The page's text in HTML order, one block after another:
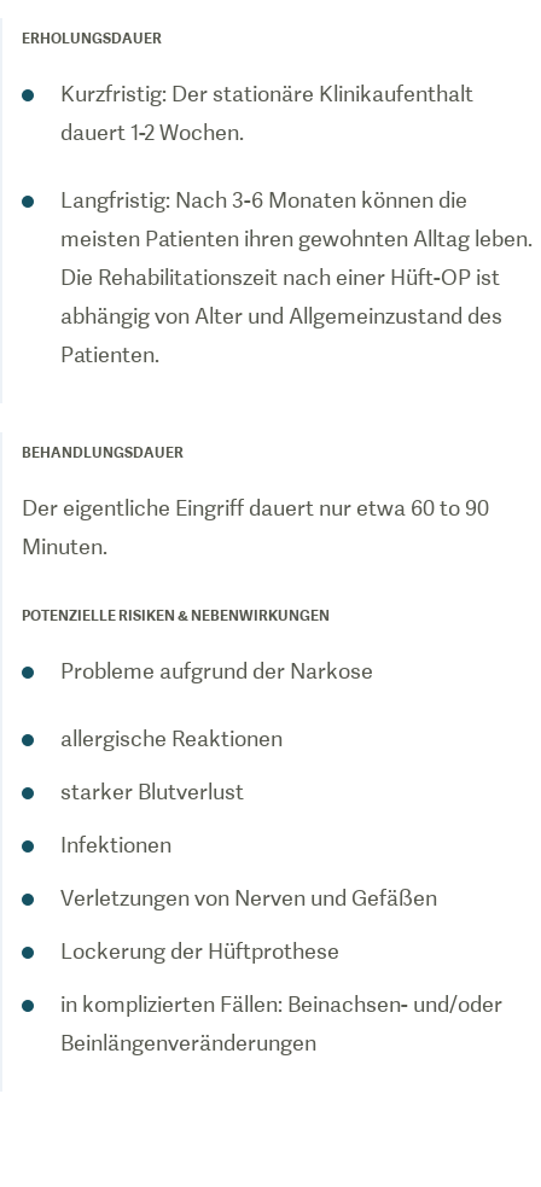
ERHOLUNGSDAUER
Kurzfristig: Der stationäre Klinikaufenthalt
dauert 1-2 Wochen.
Langfristig: Nach 3-6 Monaten können die
meisten Patienten ihren gewohnten Alltag leben.
Die Rehabilitationszeit nach einer Hüft-OP ist
abhängig von Alter und Allgemeinzustand des
Patienten.
BEHANDLUNGSDAUER
Der eigentliche Eingriff dauert nur etwa 60 to 90
Minuten.
POTENZIELLE RISIKEN & NEBENWIRKUNGEN
Probleme aufgrund der Narkose
allergische Reaktionen
starker Blutverlust
Infektionen
Verletzungen von Nerven und Gefäßen
Lockerung der Hüftprothese
in komplizierten Fällen: Beinachsen- und/oder
Beinlängenveränderungen